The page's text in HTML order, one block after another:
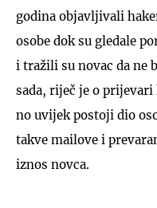
godina objavljivali
osobe dok su gledale
i tražili su novac da ne
sada, riječ je o
no uvijek postoji dio
takve mailove i
iznos novca.